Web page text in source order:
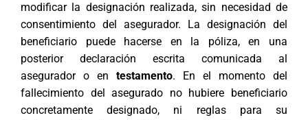
modificar la designación realizada, sin necesidad de
consentimiento del asegurador. La designación del
beneficiario puede hacerse en la póliza, en una
posterior declaración escrita comunicada al
asegurador o en testamento. En el momento del
fallecimiento del asegurado no hubiere beneficiario
concretamente designado, ni reglas para su